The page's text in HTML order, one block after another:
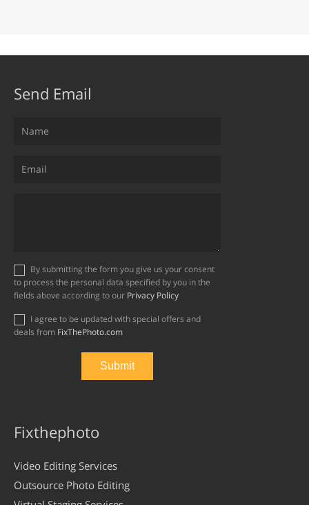
Send Email
to process the personal data specified by you in the
fields above according to our Privacy Policy
deals from FixThePhoto.com
Fixthephoto
Video Editing Services
Outsource Photo Editing